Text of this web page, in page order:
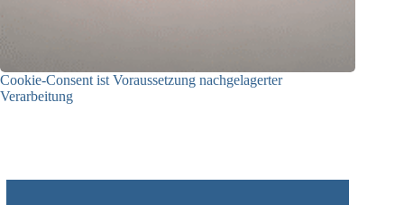
Cookie-Consent ist Voraussetzung nachgelagerter
Verarbeitung